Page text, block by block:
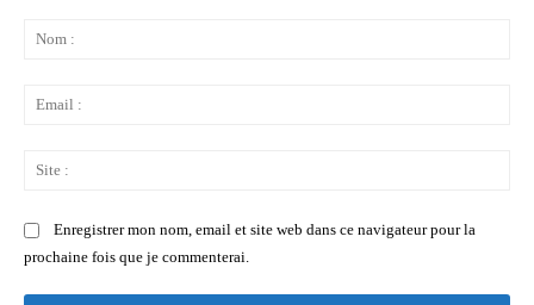
Enregistrer mon nom, email et site web dans ce navigateur pour la
prochaine fois que je commenterai.